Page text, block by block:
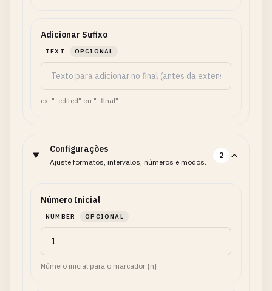
Adicionar Sufixo
TEXT OPCIONAL
ex: "_edited" ou "_final"
Configurações
Ajuste formatos, intervalos, números e modos.
2
Número Inicial
NUMBER OPCIONAL
Número inicial para o marcador {n}